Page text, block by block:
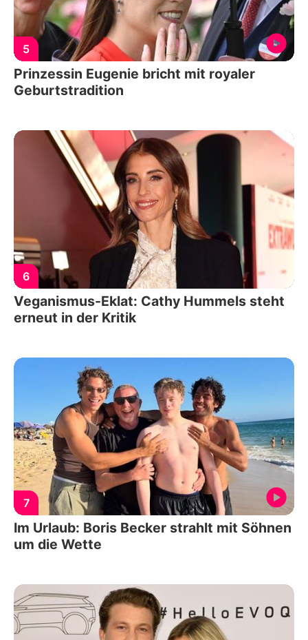
5
Prinzessin Eugenie bricht mit royaler
Geburtstradition
6
Veganismus-Eklat: Cathy Hummels steht
erneut in der Kritik
7
Im Urlaub: Boris Becker strahlt mit Söhnen
um die Wette